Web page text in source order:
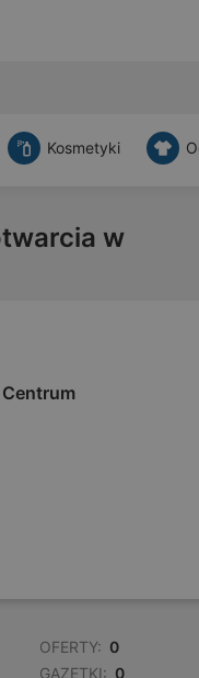
Kosmetyki
w
OFERTY: 0
GAZETKI: 0